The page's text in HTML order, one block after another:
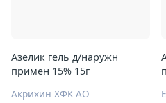
Азелик гель д/наружн
примен 15% 15г
Акрихин ХФК АО